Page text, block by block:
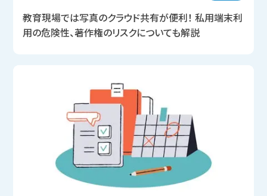
教育現場では写真のクラウド共有が便利！ 私用端末利
用の危険性、著作権のリスクについても解説